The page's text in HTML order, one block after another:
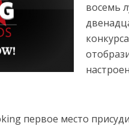
восемь
первое место